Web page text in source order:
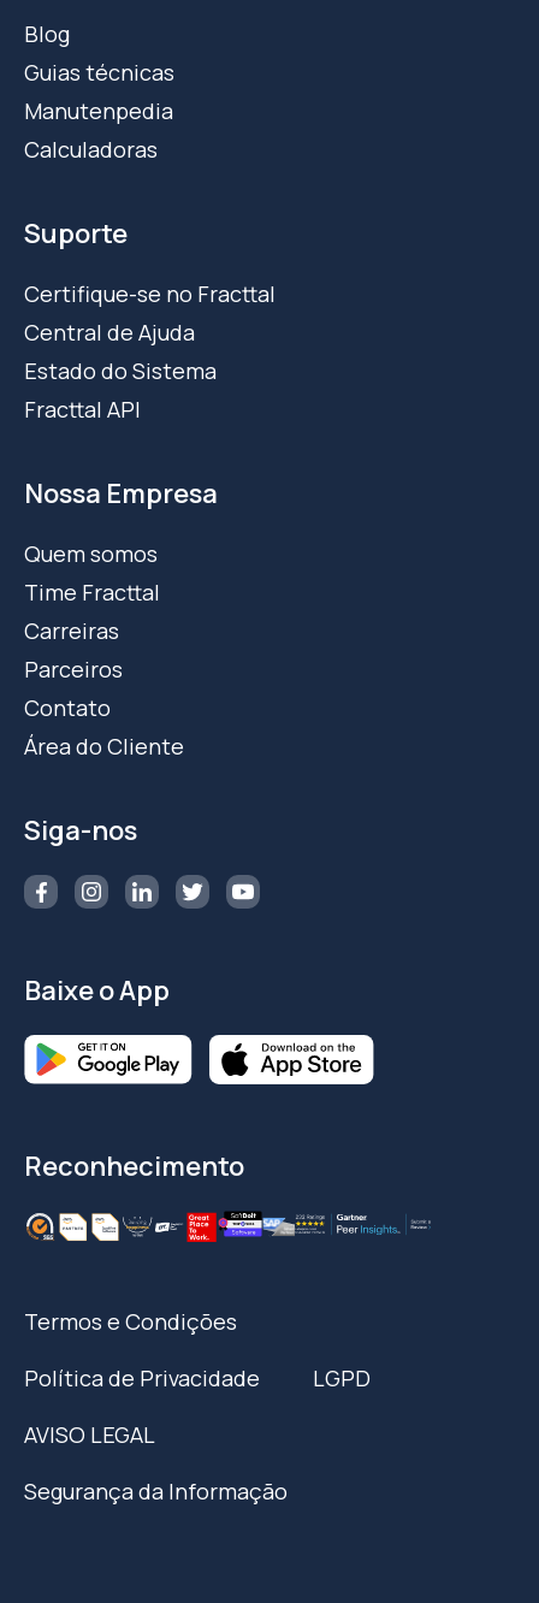
Blog
Guias técnicas
Manutenpedia
Calculadoras
Suporte
Certifique-se no Fracttal
Central de Ajuda
Estado do Sistema
Fracttal API
Nossa Empresa
Quem somos
Time Fracttal
Carreiras
Parceiros
Contato
Área do Cliente
Siga-nos
Baixe o App
Reconhecimento
Termos e Condições
Política de Privacidade
LGPD
AVISO LEGAL
Segurança da Informação